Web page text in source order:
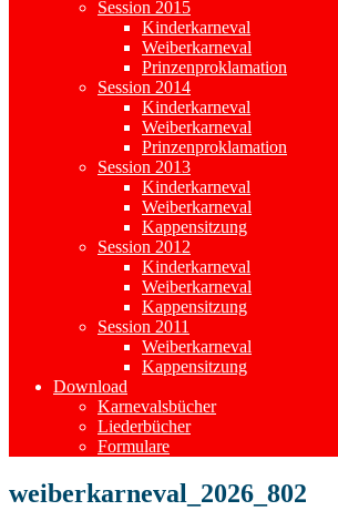
Session 2015
Kinderkarneval
Weiberkarneval
Prinzenproklamation
Session 2014
Kinderkarneval
Weiberkarneval
Prinzenproklamation
Session 2013
Kinderkarneval
Weiberkarneval
Kappensitzung
Session 2012
Kinderkarneval
Weiberkarneval
Kappensitzung
Session 2011
Weiberkarneval
Kappensitzung
Download
Karnevalsbücher
Liederbücher
Formulare
weiberkarneval_2026_802